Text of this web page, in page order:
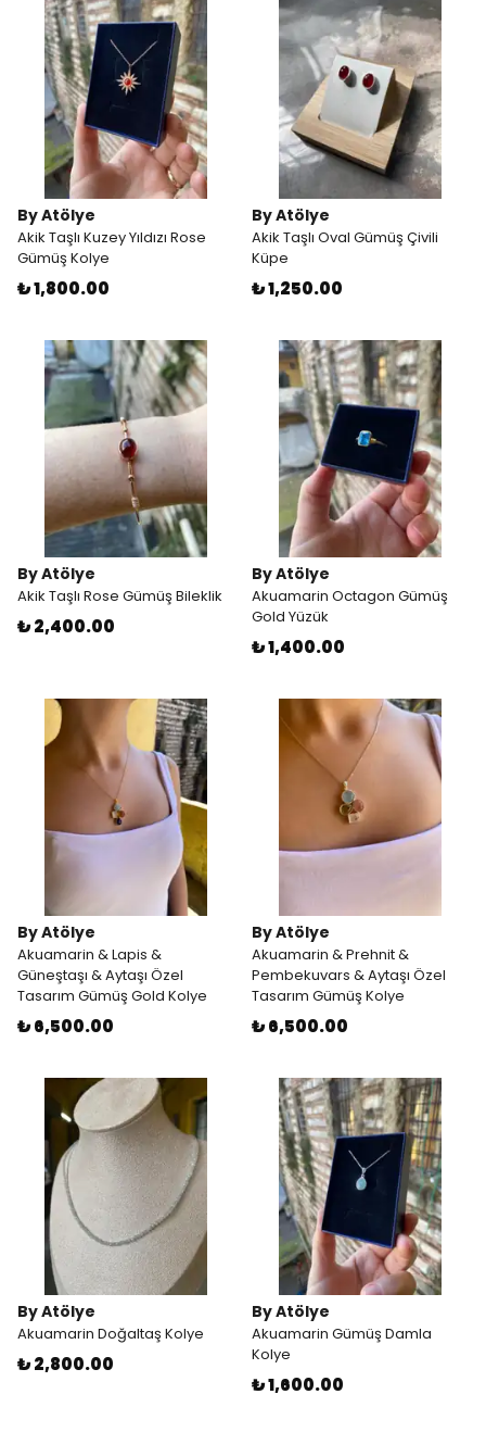
By Atölye
Akik Taşlı Kuzey Yıldızı Rose
Gümüş Kolye
₺ 1,800.00
By Atölye
Akik Taşlı Oval Gümüş Çivili
Küpe
₺ 1,250.00
By Atölye
Akik Taşlı Rose Gümüş Bileklik
₺ 2,400.00
By Atölye
Akuamarin Octagon Gümüş
Gold Yüzük
₺ 1,400.00
By Atölye
Akuamarin & Lapis &
Güneştaşı & Aytaşı Özel
Tasarım Gümüş Gold Kolye
₺ 6,500.00
By Atölye
Akuamarin & Prehnit &
Pembekuvars & Aytaşı Özel
Tasarım Gümüş Kolye
₺ 6,500.00
By Atölye
Akuamarin Doğaltaş Kolye
₺ 2,800.00
By Atölye
Akuamarin Gümüş Damla
Kolye
₺ 1,600.00